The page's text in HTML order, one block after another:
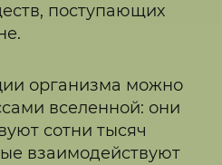
поступающих
организма можно
вселенной: они
сотни тысяч
взаимодействуют